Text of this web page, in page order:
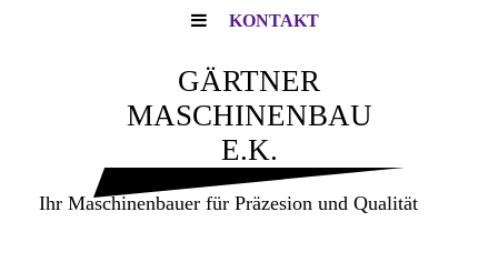
KONTAKT
GÄRTNER
MASCHINENBAU
E.K.
Ihr Maschinenbauer für Präzesion und Qualität